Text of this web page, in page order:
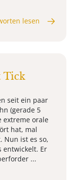
lesen
Tick
seit ein paar
(gerade 5
extreme orale
hat, mal
Nun ist es so,
entwickelt. Er
...